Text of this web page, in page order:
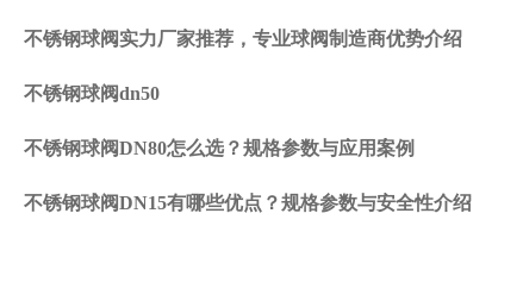
不锈钢球阀实力厂家推荐，专业球阀制造商优势介绍
不锈钢球阀dn50
不锈钢球阀DN80怎么选？规格参数与应用案例
不锈钢球阀DN15有哪些优点？规格参数与安全性介绍
故
及
修
法